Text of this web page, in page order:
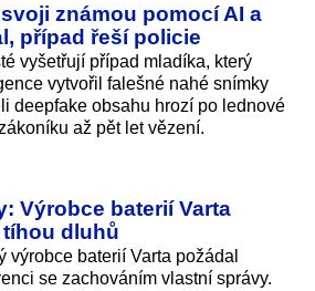
známou pomocí AI a
případ řeší policie
vyšetřují případ mladíka, který
vytvořil falešné nahé snímky
deepfake obsahu hrozí po lednové
až pět let vězení.
Výrobce baterií Varta
dluhů
výrobce baterií Varta požádal
se zachováním vlastní správy.